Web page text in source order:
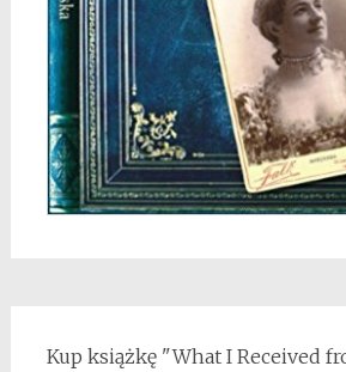
Kup książkę "What I Received